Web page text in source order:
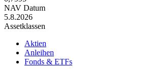
NAV Datum
5.8.2026
Assetklassen
Aktien
Anleihen
Fonds & ETFs